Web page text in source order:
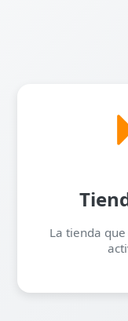
La tienda